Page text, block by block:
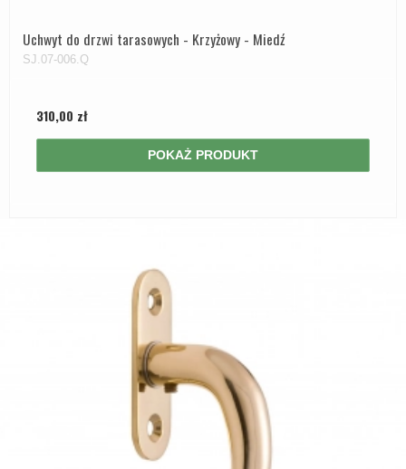
Uchwyt do drzwi tarasowych - Krzyżowy - Miedź
SJ.07-006.Q
310,00 zł
POKAŻ PRODUKT